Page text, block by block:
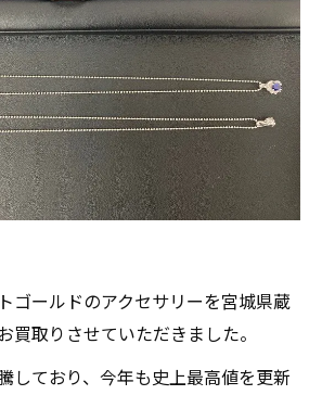
ゴールドのアクセサリーを宮城県蔵
買取りさせていただきました。
しており、今年も史上最高値を更新